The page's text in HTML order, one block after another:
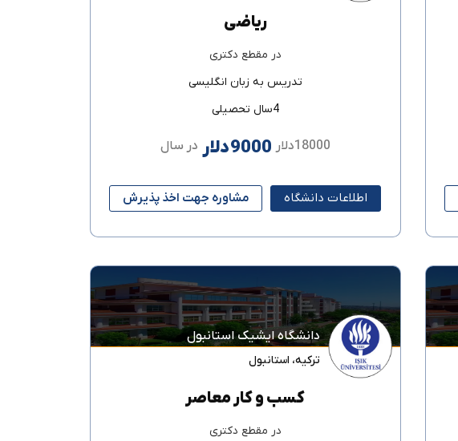
ریاضی
در مقطع دکتری
تدریس به زبان انگلیسی
4سال تحصیلی
18000دلار 9000دلار در سال
اطلاعات دانشگاه مشاوره جهت اخذ پذیرش
دانشگاه ایشیک استانبول
ترکیه، استانبول
کسب و کار معاصر
در مقطع دکتری